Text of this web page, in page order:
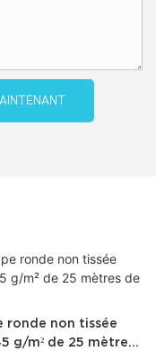
ronde non tissée
g/m² de 25 mètres